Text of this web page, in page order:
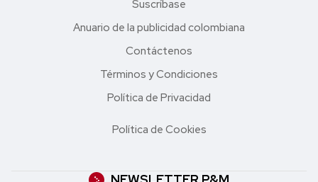
Suscríbase
Anuario de la publicidad colombiana
Contáctenos
Términos y Condiciones
Política de Privacidad
Política de Cookies